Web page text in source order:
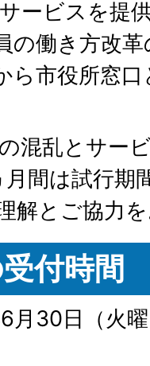
ービスを提
の働き方改
ら市役所窓
混乱とサー
間は試行期
解とご協力
付時間
月30日（火